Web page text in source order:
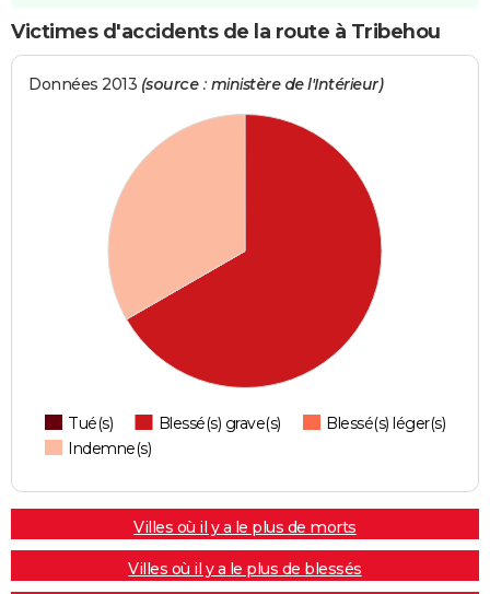
Victimes d'accidents de la route à Tribehou
Données 2013 (source : ministère de l'Intérieur)
Tué(s) Blessé(s) grave(s)
Blessé(s) léger(s)
Indemne(s)
Villes où il y a le plus de morts
Villes où il y a le plus de blessés